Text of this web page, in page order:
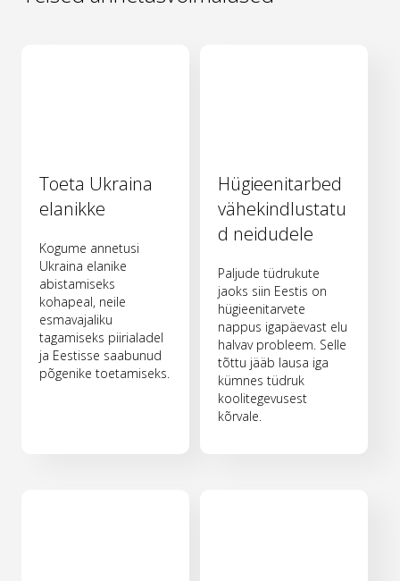
Toeta Ukraina
elanikke
Kogume annetusi
Ukraina elanike
abistamiseks
kohapeal, neile
esmavajaliku
tagamiseks piirialadel
ja Eestisse saabunud
põgenike toetamiseks.
Hügieenitarbed
vähekindlustatu
d neidudele
Paljude tüdrukute
jaoks siin Eestis on
hügieenitarvete
nappus igapäevast elu
halvav probleem. Selle
tõttu jääb lausa iga
kümnes tüdruk
koolitegevusest
kõrvale.